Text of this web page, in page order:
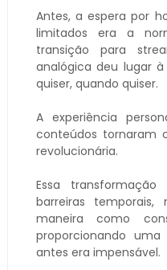
Antes, a espera por
limitados era a
transição para
analógica deu lugar
quiser, quando quiser.
A experiência
conteúdos tornaram
revolucionária.
Essa
barreiras
maneira como
proporcionando
antes era impensável.